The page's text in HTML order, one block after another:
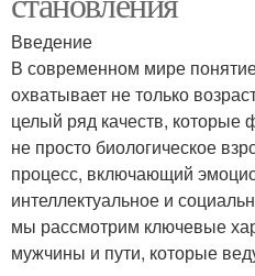
Введение
В современном мире
охватывает не только
целый ряд качеств, которые
не просто биологическое
процесс, включающий
интеллектуальное и
мы рассмотрим ключевые
мужчины и пути, которые